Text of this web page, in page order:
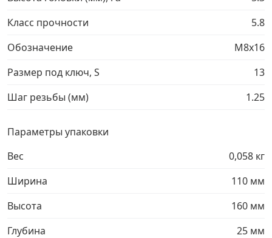
Метрический крепеж
Электро и бензоинструмент, оборудование
Нержавеющий крепеж
Перфорированный крепеж
Класс прочности
5.8
Обозначение
М8х16
Размер под ключ, S
13
Шаг резьбы (мм)
1.25
Параметры упаковки
Вес
0,058 кг
Ширина
110 мм
Высота
160 мм
Глубина
25 мм